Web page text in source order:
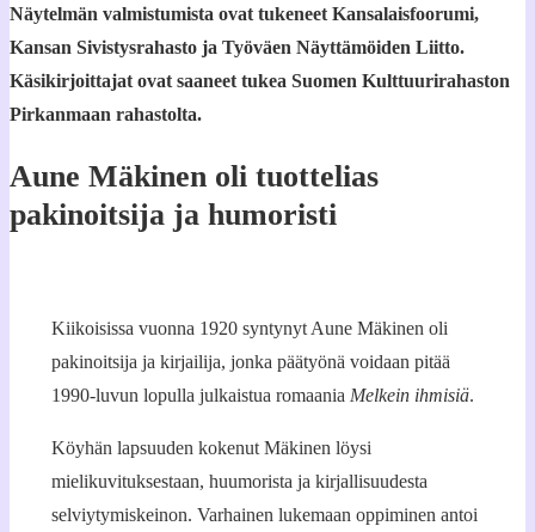
Näytelmän valmistumista ovat tukeneet Kansalaisfoorumi,
Kansan Sivistysrahasto ja Työväen Näyttämöiden Liitto.
Käsikirjoittajat ovat saaneet tukea Suomen Kulttuurirahaston
Pirkanmaan rahastolta.
Aune Mäkinen oli tuottelias
pakinoitsija ja humoristi
Kiikoisissa vuonna 1920 syntynyt Aune Mäkinen oli
pakinoitsija ja kirjailija, jonka päätyönä voidaan pitää
1990-luvun lopulla julkaistua romaania Melkein ihmisiä.
Köyhän lapsuuden kokenut Mäkinen löysi
mielikuvituksestaan, huumorista ja kirjallisuudesta
selviytymiskeinon. Varhainen lukemaan oppiminen antoi